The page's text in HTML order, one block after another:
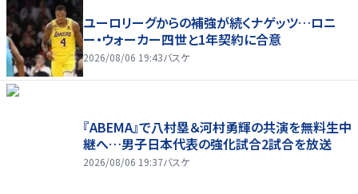
ユーロリーグからの補強が続くナゲッツ…ロニ
ー・ウォーカー四世と1年契約に合意
2026/08/06 19:43バスケ
『ABEMA』で八村塁＆河村勇輝の共演を無料生中
継へ…男子日本代表の強化試合2試合を放送
2026/08/06 19:37バスケ